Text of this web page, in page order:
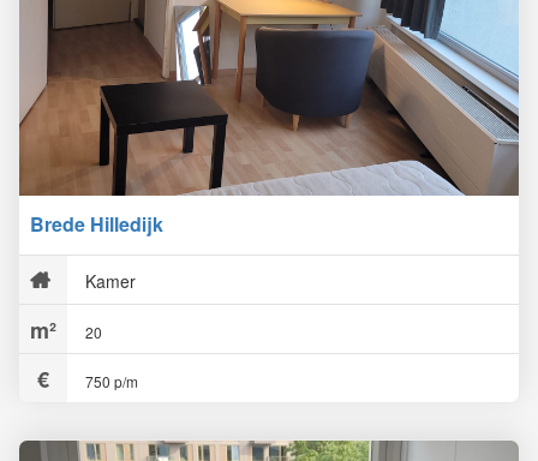
Brede Hilledijk
Kamer
20
750 p/m